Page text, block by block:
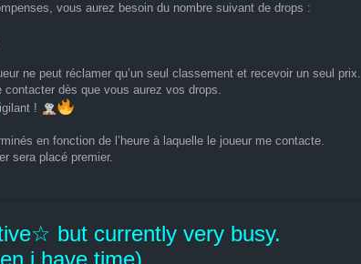
vous aurez besoin du nombre suivant de drops :
ne peut réclamer qu’un seul classement et recevoir un seul prix.
dès que vous aurez vos drops.
!
en fonction de l’heure à laquelle le joueur me contacte.
sera placé premier.
but currently very busy.